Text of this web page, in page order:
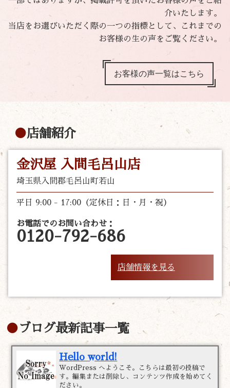
介いたします。
当店をお選びいただく際の一つの指標として、これまでの
お客様の生の声をご覧ください。
お客様の声一覧はこちら
店舗紹介
金沢屋 入間毛呂山店
埼玉県入間郡毛呂山町若山
平日 9:00 - 17:00（定休日：日・月・祝）
お電話でのお問い合わせ：
0120-792-686
店舗情報を見る
ブログ最新記事一覧
Hello world!
WordPress へようこそ。こちらは最初の投稿で
す。編集または削除し、コンテンツ作成を始めてく
ださい。